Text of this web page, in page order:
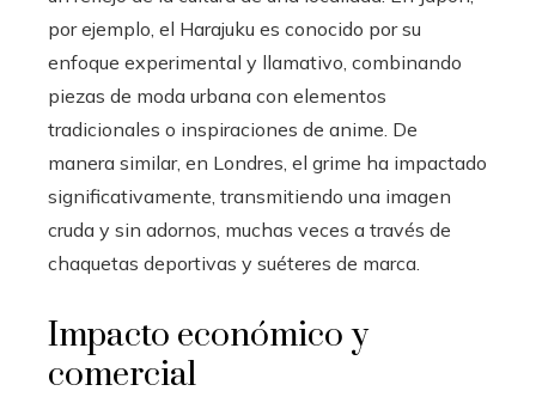
por ejemplo, el Harajuku es conocido por su
enfoque experimental y llamativo, combinando
piezas de moda urbana con elementos
tradicionales o inspiraciones de anime. De
manera similar, en Londres, el grime ha impactado
significativamente, transmitiendo una imagen
cruda y sin adornos, muchas veces a través de
chaquetas deportivas y suéteres de marca.
Impacto económico y
comercial